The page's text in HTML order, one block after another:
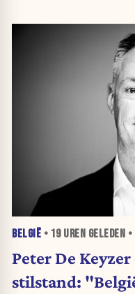
BELGIË • 19 UREN GELEDEN
Peter De
stilstand: